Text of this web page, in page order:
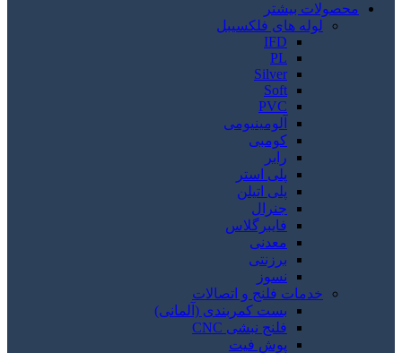
محصولات بیشتر
لوله های فلکسیبل
IFD
PL
Silver
Soft
PVC
آلومینیومی
کومبی
رابر
پلی استر
پلی اتیلن
جنرال
فایبرگلاس
معدنی
برزنتی
نسوز
خدمات فلنج و اتصالات
بست کمربندی (آلمانی)
فلنج نبشی CNC
پوش فیت